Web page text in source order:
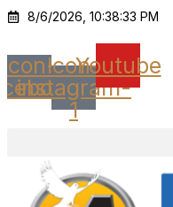
Ir
o
conteúdo
8/6/2026, 10:38:33 PM
Icon-Icon-
instagram-
1
Youtube